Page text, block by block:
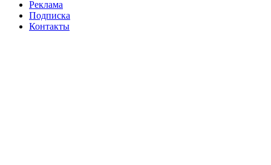
Реклама
Подписка
Контакты